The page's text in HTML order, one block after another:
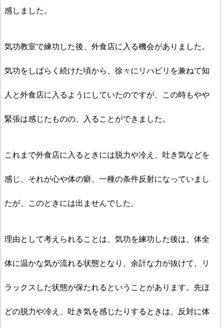
感しました。
気功教室で練功した後、外食店に入る機会がありました。
気功をしばらく続けた頃から、徐々にリハビリを兼ねて知
人と外食店に入るようにしていたのですが、この時もやや
緊張は感じたものの、入ることができました。
これまで外食店に入るときには脱力や冷え、吐き気などを
感じ、それが心や体の癖、一種の条件反射になっていまし
たが、このときには出ませんでした。
理由として考えられることは、気功を練功した後は、 体全
体に温かな気が流れる状態となり、余計な力が抜けて、リ
ラックスした状態が保たれるということがあります。先ほ
どの脱力や冷え、吐き気を感じたりするときは、反対に体